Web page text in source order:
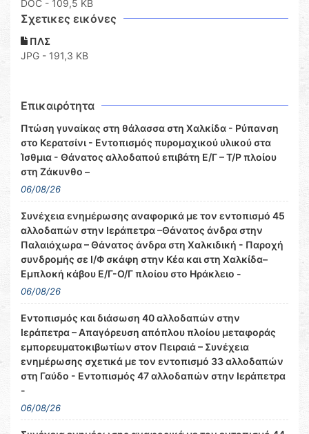
DOC - 109,5 KB
Σχετικες εικόνες
ΠΛΣ
JPG - 191,3 KB
Επικαιρότητα
Πτώση γυναίκας στη θάλασσα στη Χαλκίδα - Ρύπανση
στο Κερατσίνι - Εντοπισμός πυρομαχικού υλικού στα
Ίσθμια - Θάνατος αλλοδαπού επιβάτη Ε/Γ – Τ/Ρ πλοίου
στη Ζάκυνθο –
06/08/26
Συνέχεια ενημέρωσης αναφορικά με τον εντοπισμό 45
αλλοδαπών στην Ιεράπετρα –Θάνατος άνδρα στην
Παλαιόχωρα – Θάνατος άνδρα στη Χαλκιδική - Παροχή
συνδρομής σε Ι/Φ σκάφη στην Κέα και στη Χαλκίδα–
Εμπλοκή κάβου Ε/Γ-Ο/Γ πλοίου στο Ηράκλειο -
06/08/26
Εντοπισμός και διάσωση 40 αλλοδαπών στην
Ιεράπετρα – Απαγόρευση απόπλου πλοίου μεταφοράς
εμπορευματοκιβωτίων στον Πειραιά – Συνέχεια
ενημέρωσης σχετικά με τον εντοπισμό 33 αλλοδαπών
στη Γαύδο - Εντοπισμός 47 αλλοδαπών στην Ιεράπετρα
-
06/08/26